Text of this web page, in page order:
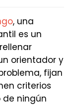
, una
es un
orientador y
fijan
criterios
de ningún